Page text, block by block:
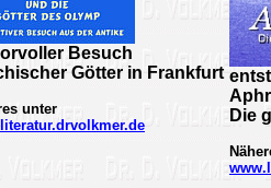
Besuch
Götter in Frankfurt
unter
Die